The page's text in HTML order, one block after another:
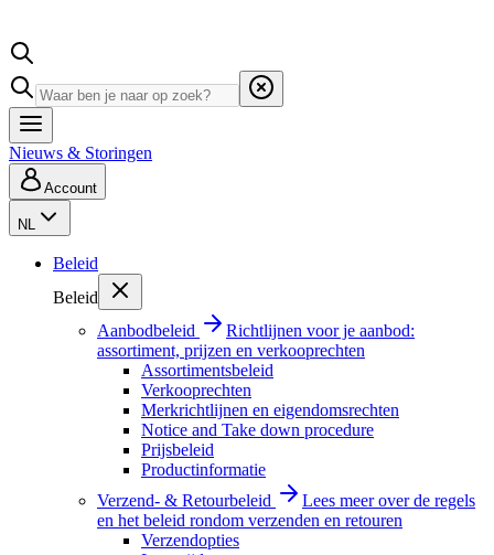
Nieuws & Storingen
Account
NL
Beleid
Beleid
Aanbodbeleid
Richtlijnen voor je aanbod:
assortiment, prijzen en verkooprechten
Assortimentsbeleid
Verkooprechten
Merkrichtlijnen en eigendomsrechten
Notice and Take down procedure
Prijsbeleid
Productinformatie
Verzend- & Retourbeleid
Lees meer over de regels
en het beleid rondom verzenden en retouren
Verzendopties